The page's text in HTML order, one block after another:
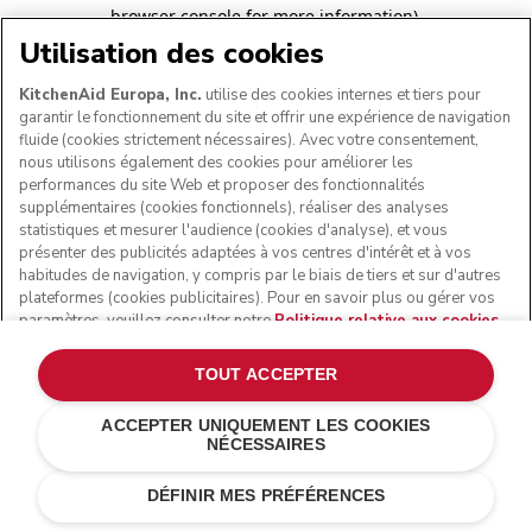
browser console for more information).
Utilisation des cookies
KitchenAid Europa, Inc. utilise des cookies internes et tiers pour
garantir le fonctionnement du site et offrir une expérience de navigation
fluide (cookies strictement nécessaires). Avec votre consentement,
nous utilisons également des cookies pour améliorer les
performances du site Web et proposer des fonctionnalités
supplémentaires (cookies fonctionnels), réaliser des analyses
statistiques et mesurer l'audience (cookies d'analyse), et vous
présenter des publicités adaptées à vos centres d'intérêt et à vos
habitudes de navigation, y compris par le biais de tiers et sur d'autres
plateformes (cookies publicitaires). Pour en savoir plus ou gérer vos
paramètres, veuillez consulter notre Politique relative aux cookies
collectées via les cookies, veuillez consulter notre
confidentialité
DÉFINIR MES PRÉFÉRENCES
ACCEPTER UNIQUEMENT LES COOKIES
NÉCESSAIRES
TOUT ACCEPTER